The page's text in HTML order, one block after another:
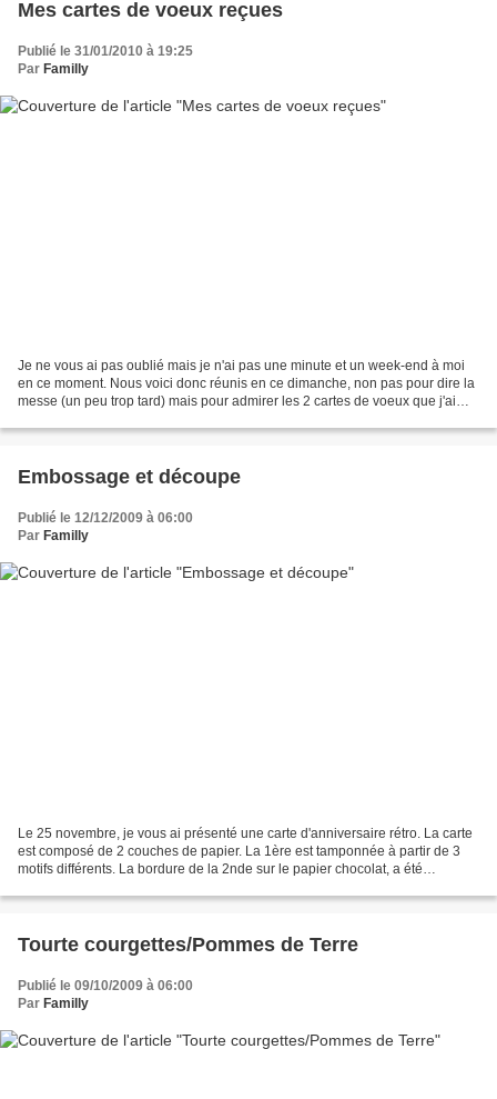
Mes cartes de voeux reçues
Publié le 31/01/2010 à 19:25
Par Familly
Je ne vous ai pas oublié mais je n'ai pas une minute et un week-end à moi
en ce moment. Nous voici donc réunis en ce dimanche, non pas pour dire la
messe (un peu trop tard) mais pour admirer les 2 cartes de voeux que j'ai
Embossage et découpe
Publié le 12/12/2009 à 06:00
Par Familly
Le 25 novembre, je vous ai présenté une carte d'anniversaire rétro. La carte
est composé de 2 couches de papier. La 1ère est tamponnée à partir de 3
motifs différents. La bordure de la 2nde sur le papier chocolat, a été
Tourte courgettes/Pommes de Terre
Publié le 09/10/2009 à 06:00
Par Familly